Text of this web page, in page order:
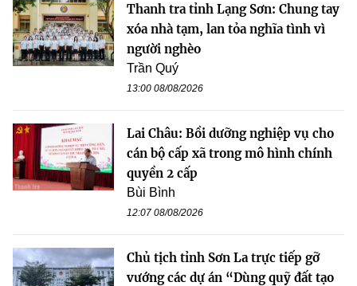
Thanh tra tỉnh Lạng Sơn: Chung tay
xóa nhà tạm, lan tỏa nghĩa tình vì
người nghèo
Trần Quý
13:00 08/08/2026
Lai Châu: Bồi dưỡng nghiệp vụ cho
cán bộ cấp xã trong mô hình chính
quyền 2 cấp
Bùi Bình
12:07 08/08/2026
Chủ tịch tỉnh Sơn La trực tiếp gỡ
vướng các dự án “Dùng quỹ đất tạo